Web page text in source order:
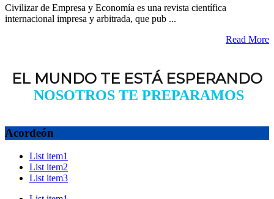
Civilizar de Empresa y Economía es una revista científica
internacional impresa y arbitrada, que pub ...
Read More
EL MUNDO TE ESTÁ ESPERANDO
NOSOTROS TE PREPARAMOS
Acordeón
List item1
List item2
List item3